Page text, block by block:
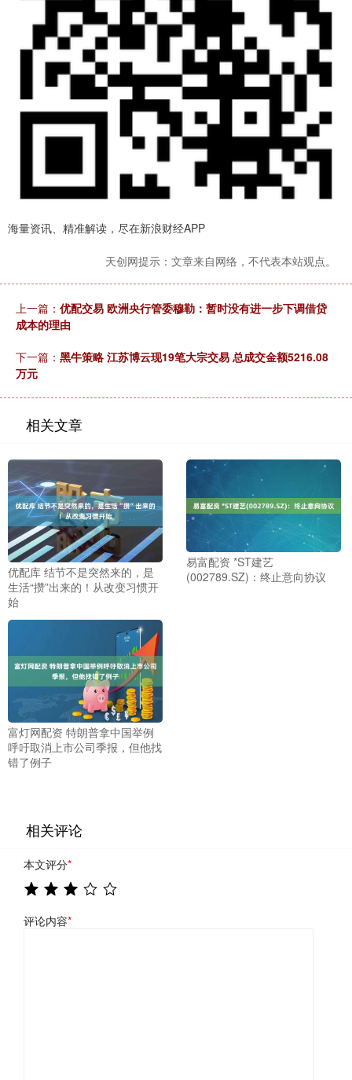
海量资讯、精准解读，尽在新浪财经APP
天创网提示：文章来自网络，不代表本站观点。
上一篇： 优配交易 欧洲央行管委穆勒：暂时没有进一步下调借贷
成本的理由
下一篇： 黑牛策略 江苏博云现19笔大宗交易 总成交金额5216.08
万元
相关文章
优配库 结节不是突然来的，是
生活“攒”出来的！从改变习惯开
始
易富配资 *ST建艺
(002789.SZ)：终止意向协议
富灯网配资 特朗普拿中国举例
呼吁取消上市公司季报，但他找
错了例子
相关评论
本文评分*
评论内容*